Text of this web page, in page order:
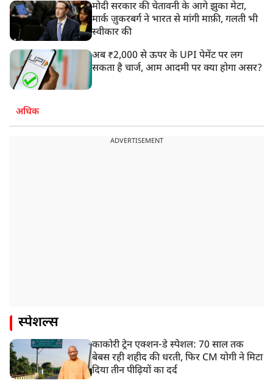
मोदी सरकार की चेतावनी के आगे झुका मेटा,
मार्क ज़ुकरबर्ग ने भारत से मांगी माफ़ी, गलती भी
स्वीकार की
अब ₹2,000 से ऊपर के UPI पेमेंट पर लग
सकता है चार्ज, आम आदमी पर क्या होगा असर?
अधिक
ADVERTISEMENT
स्पेशल्स
काकोरी ट्रेन एक्शन-डे स्पेशल: 70 साल तक
बेबस रही शहीद की धरती, फिर CM योगी ने मिटा
दिया तीन पीढ़ियों का दर्द